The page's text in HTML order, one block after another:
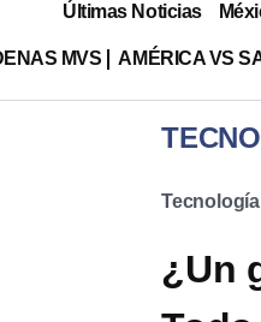
Últimas Noticias
MVS AMÉRICA VS
Tecnología
¿Un